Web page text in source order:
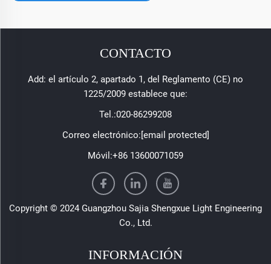
CONTACTO
Add: el artículo 2, apartado 1, del Reglamento (CE) no
1225/2009 establece que:
Tel.:020-86299208
Correo electrónico:[email protected]
Móvil:+86 13600071059
Copyright © 2024 Guangzhou Sajia Shengxue Light Engineering
Co., Ltd.
INFORMACIÓN